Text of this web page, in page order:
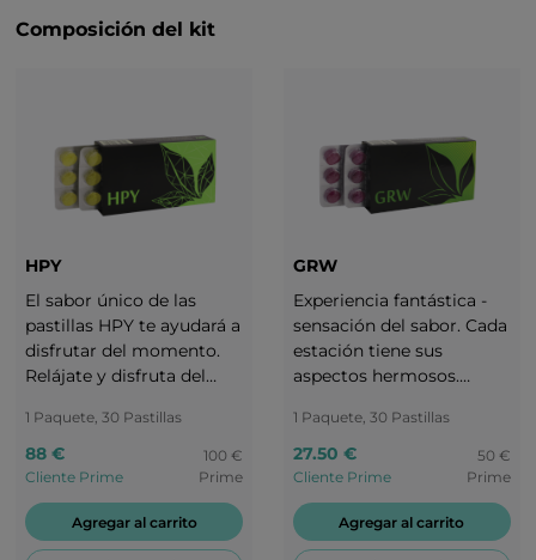
Composición del kit
HPY
El sabor único de las
pastillas HPY te ayudará a
disfrutar del momento.
Relájate y disfruta del
una pequeña pausa el
mundo será diferente y tú
podrásencargarte de tus
tareas cotidianas con
nuevas fuerzas.
1 Paquete, 30 Pastillas
88 €
Cliente Prime
100 €
Prime
Agregar al carrito
GRW
Experiencia fantástica -
sensación del sabor. Cada
estación tiene sus
aspectos hermosos.
durante todo el año. Es
importante ajustar tu
dieta a cada estación. Haz
una pausa con el
delicioso sabor de las
uvas.
1 Paquete, 30 Pastillas
27.50 €
Cliente Prime
50 €
Prime
Agregar al carrito